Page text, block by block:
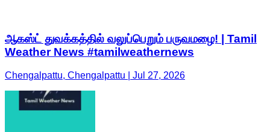
ஆகஸ்ட் துவக்கத்தில் வலுப்பெறும் பருவமழை! | Tamil
Weather News #tamilweathernews
Chengalpattu, Chengalpattu | Jul 27, 2026